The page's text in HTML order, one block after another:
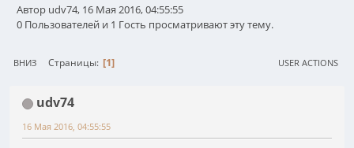
Автор udv74, 16 Мая 2016, 04:55:55
0 Пользователей и 1 Гость просматривают эту тему.
ВНИЗ Страницы 1 USER ACTIONS
udv74
16 Мая 2016, 04:55:55